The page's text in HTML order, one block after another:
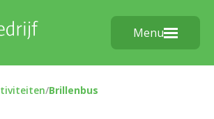
Menu
/Brillenbus